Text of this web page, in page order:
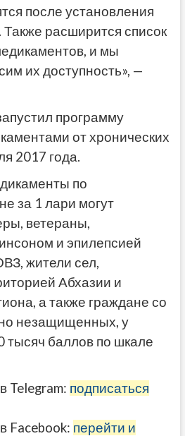
после установления
расширится список
и мы
их доступность», —
программу
от хронических
2017 года.
по
за 1 лари могут
ветераны,
и эпилепсией
жители сел,
Абхазии и
а также граждане со
незащищенных, у
тысяч баллов по шкале
Telegram: подписаться
Facebook: перейти и